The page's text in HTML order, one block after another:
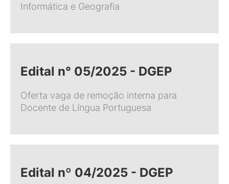
Informática e Geografia
Edital n° 05/2025 - DGEP
Oferta vaga de remoção interna para
Docente de Língua Portuguesa
Edital nº 04/2025 - DGEP